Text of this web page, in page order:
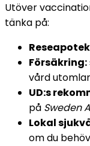
Utöver
tänka på:
Försäkring:
vård
UD:s
på Sweden
Lokal
om du